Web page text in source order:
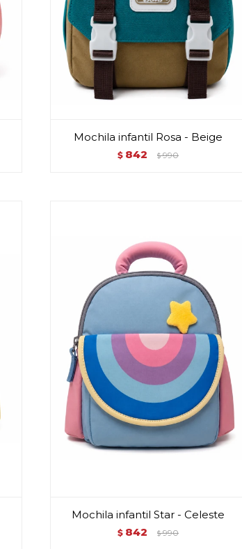
Mochila infantil Rosa - Beige
$ 842 $ 990
Mochila infantil Star - Celeste
$ 842 $ 990